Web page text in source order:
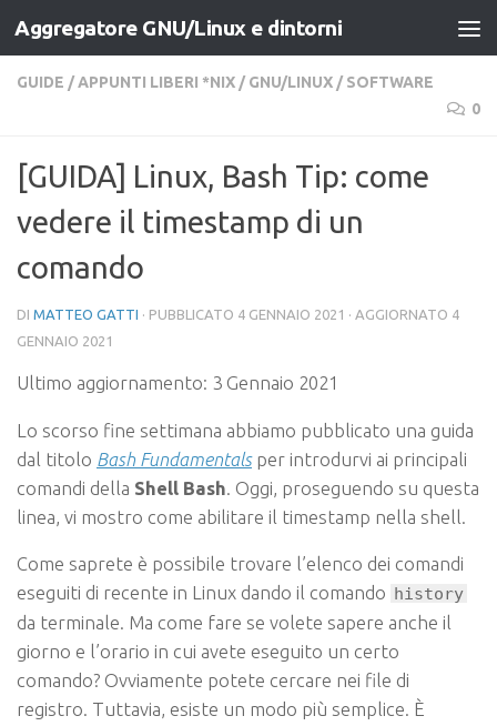
Salta al contenuto
Aggregatore GNU/Linux e dintorni
GUIDE /APPUNTI LIBERI *NIX / GNU/LINUX / SOFTWARE
0
[GUIDA] Linux, Bash Tip: come
vedere il timestamp di un
comando
DI MATTEO GATTI · PUBBLICATO 4 GENNAIO 2021 · AGGIORNATO 4
GENNAIO 2021
Ultimo aggiornamento: 3 Gennaio 2021
Lo scorso fine settimana abbiamo pubblicato una guida
dal titolo Bash Fundamentalsper introdurvi ai principali
comandi della Shell Bash . Oggi, proseguendo su questa
linea, vi mostro come abilitare il timestamp nella shell.
Come saprete è possibile trovare l’elenco dei comandi
eseguiti di recente in Linux dando il comando history
da terminale. Ma come fare se volete sapere anche il
giorno e l’orario in cui avete eseguito un certo
comando? Ovviamente potete cercare nei file di
registro. Tuttavia, esiste un modo più semplice. È